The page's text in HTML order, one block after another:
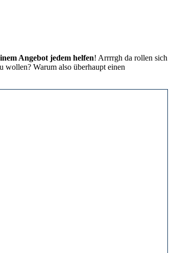
Angebot jedem helfen! Arrrrgh da rollen sich
wollen? Warum also überhaupt einen